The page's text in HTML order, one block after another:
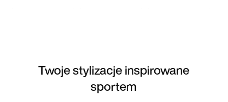
Twoje stylizacje inspirowane
sportem